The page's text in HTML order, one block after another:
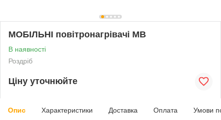
МОБІЛЬНІ повітронагрівачі МВ
В наявності
Роздріб
Ціну уточнюйте
Опис Характеристики Доставка Оплата Умови